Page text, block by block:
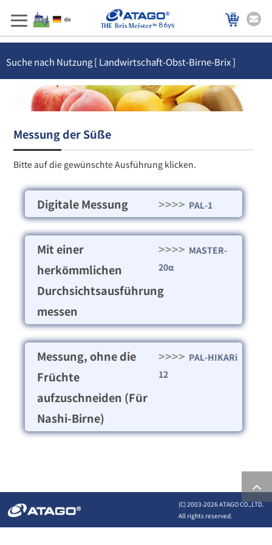
86ys
Suche nach Nutzung [ Landwirtschaft-Obst-Birne-Brix ]
Messung der Süße
Bitte auf die gewünschte Ausführung klicken.
Digitale Messung >>>> PAL-1
Mit einer
herkömmlichen
Durchsichtsausführung
messen
>>>> MASTER-
20α
Messung, ohne die
Früchte
aufzuschneiden (Für
Nashi-Birne)
>>>> PAL-HIKARi
12
(C) 2003-2026 ATAGO CO.,LTD.
All rights reserved.